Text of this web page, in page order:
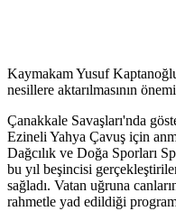
Kaymakam Yusuf
nesillere aktarılmasının
Çanakkale Savaşları'nda
Ezineli Yahya Çavuş için
Dağcılık ve Doğa Sporları
bu yıl beşincisi
sağladı. Vatan uğruna
rahmetle yad edildiği